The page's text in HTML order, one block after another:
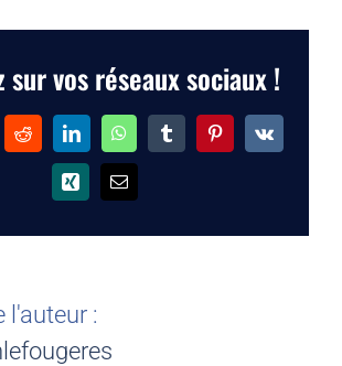
sur vos réseaux sociaux !
RedditLinkedInWhatsAppTumblrPinterest
Vk
Xing Email
l'auteur :